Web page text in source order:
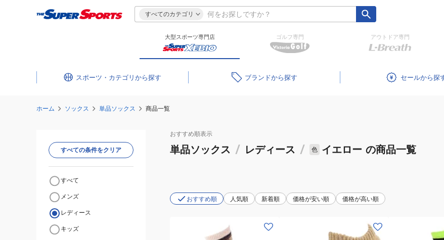
すべてのカテゴリ
大型スポーツ専門店 ゴルフ専門 アウトドア専門
スポーツ・カテゴリ ブランド セール
ホーム ソックス 単品ソックス 商品一覧
おすすめ順表示
単品ソックス / レディース / 色 イエロー の商品一覧
おすすめ順 人気順 新着順 価格が安い順 価格が高い順
すべての条件をクリア
すべて
メンズ
レディース
キッズ